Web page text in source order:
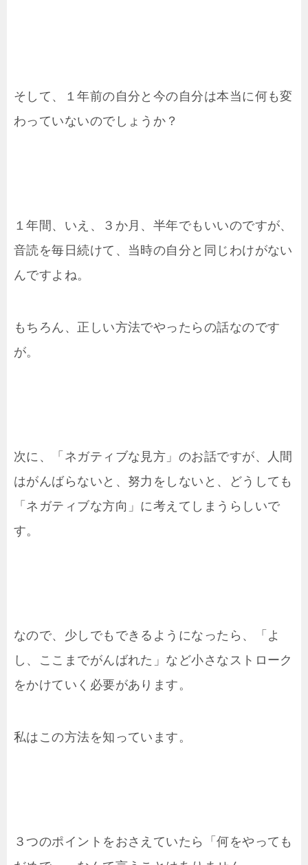
そして、１年前の自分と今の自分は本当に何も変
わっていないのでしょうか？
１年間、いえ、３か月、半年でもいいのですが、
音読を毎日続けて、当時の自分と同じわけがない
んですよね。
もちろん、正しい方法でやったらの話なのです
が。
次に、「ネガティブな見方」のお話ですが、人間
はがんばらないと、努力をしないと、どうしても
「ネガティブな方向」に考えてしまうらしいで
す。
なので、少しでもできるようになったら、「よ
し、ここまでがんばれた」など小さなストローク
をかけていく必要があります。
私はこの方法を知っています。
３つのポイントをおさえていたら「何をやっても